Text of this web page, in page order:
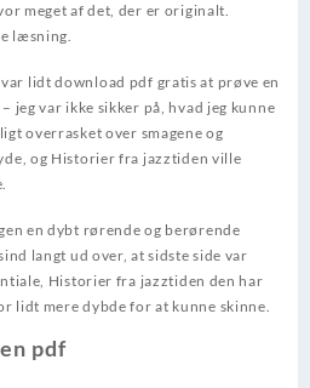
meget af det, der er originalt.
læsning.
lidt download pdf gratis at prøve en
jeg var ikke sikker på, hvad jeg kunne
overrasket over smagene og
og Historier fra jazztiden ville
en dybt rørende og berørende
langt ud over, at sidste side var
Historier fra jazztiden den har
lidt mere dybde for at kunne skinne.
pdf